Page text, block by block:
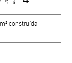
m² construída